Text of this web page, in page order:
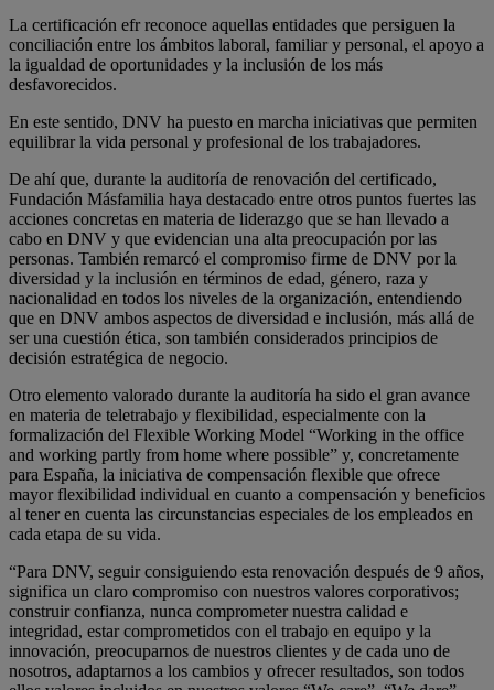
La certificación efr reconoce aquellas entidades que persiguen la
conciliación entre los ámbitos laboral, familiar y personal, el apoyo a
la igualdad de oportunidades y la inclusión de los más
desfavorecidos.
En este sentido, DNV ha puesto en marcha iniciativas que permiten
equilibrar la vida personal y profesional de los trabajadores.
De ahí que, durante la auditoría de renovación del certificado,
Fundación Másfamilia haya destacado entre otros puntos fuertes las
acciones concretas en materia de liderazgo que se han llevado a
cabo en DNV y que evidencian una alta preocupación por las
personas. También remarcó el compromiso firme de DNV por la
diversidad y la inclusión en términos de edad, género, raza y
nacionalidad en todos los niveles de la organización, entendiendo
que en DNV ambos aspectos de diversidad e inclusión, más allá de
ser una cuestión ética, son también considerados principios de
decisión estratégica de negocio.
Otro elemento valorado durante la auditoría ha sido el gran avance
en materia de teletrabajo y flexibilidad, especialmente con la
formalización del Flexible Working Model “Working in the office
and working partly from home where possible” y, concretamente
para España, la iniciativa de compensación flexible que ofrece
mayor flexibilidad individual en cuanto a compensación y beneficios
al tener en cuenta las circunstancias especiales de los empleados en
cada etapa de su vida.
“Para DNV, seguir consiguiendo esta renovación después de 9 años,
significa un claro compromiso con nuestros valores corporativos;
construir confianza, nunca comprometer nuestra calidad e
integridad, estar comprometidos con el trabajo en equipo y la
innovación, preocuparnos de nuestros clientes y de cada uno de
nosotros, adaptarnos a los cambios y ofrecer resultados, son todos